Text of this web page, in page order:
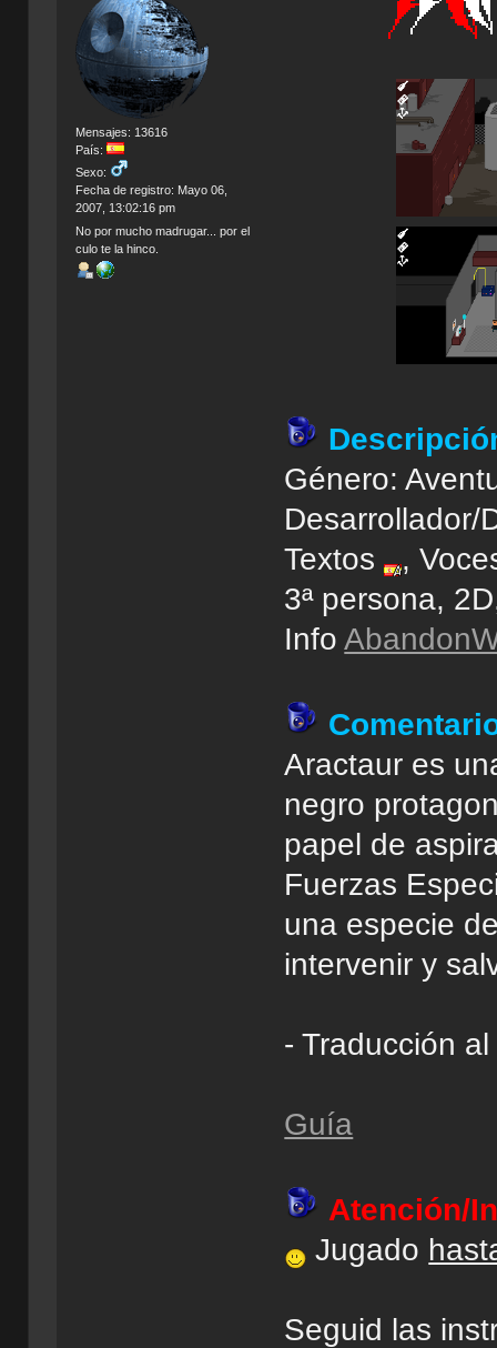
Mensajes: 13616
País:
Sexo:
Fecha de registro: Mayo 06,
2007, 13:02:16 pm
No por mucho madrugar... por el
culo te la hinco.
Género:
Desarrollador/
Textos ,
3ª persona,
Info
Aractaur es
negro
papel de
Fuerzas
una especie
intervenir y
- Traducción
Guía
Atención/
Jugado
Seguid las